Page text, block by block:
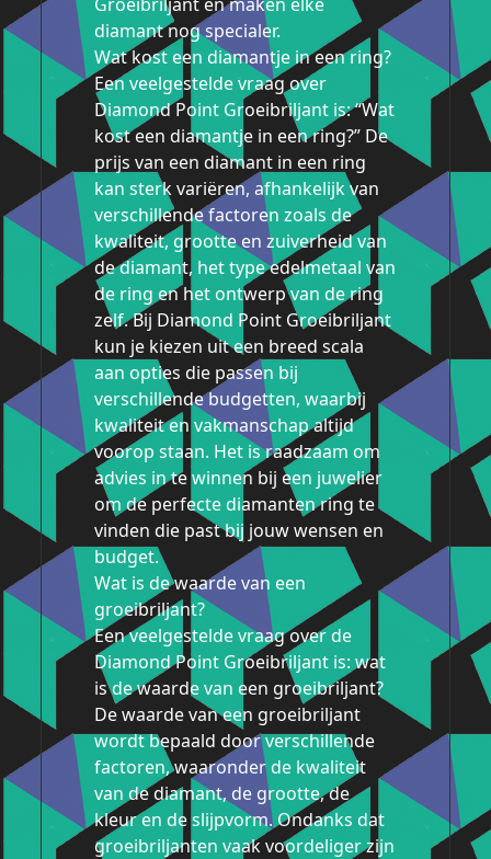
diamant nog specialer.
Wat kost een diamantje in een ring?
Een veelgestelde vraag over
Diamond Point Groeibriljant is: “Wat
kost een diamantje in een ring?” De
prijs van een diamant in een ring
kan sterk variëren, afhankelijk van
verschillende factoren zoals de
kwaliteit, grootte en zuiverheid van
de diamant, het type edelmetaal van
de ring en het ontwerp van de ring
zelf. Bij Diamond Point Groeibriljant
kun je kiezen uit een breed scala
aan opties die passen bij
verschillende budgetten, waarbij
kwaliteit en vakmanschap altijd
voorop staan. Het is raadzaam om
advies in te winnen bij een juwelier
om de perfecte diamanten ring te
vinden die past bij jouw wensen en
budget.
Wat is de waarde van een
groeibriljant?
Een veelgestelde vraag over de
Diamond Point Groeibriljant is: wat
is de waarde van een groeibriljant?
De waarde van een groeibriljant
wordt bepaald door verschillende
factoren, waaronder de kwaliteit
van de diamant, de grootte, de
kleur en de slijpvorm. Ondanks dat
groeibriljanten vaak voordeliger zijn